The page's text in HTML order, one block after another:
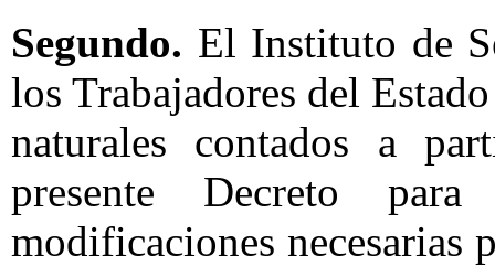
Segundo. El Instituto de
los Trabajadores del
naturales contados a
presente Decreto
modificaciones necesarias